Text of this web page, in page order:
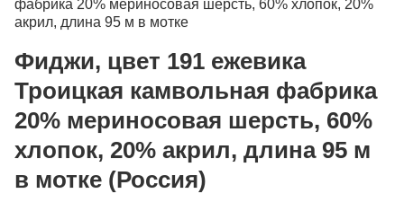
фабрика 20% мериносовая шерсть, 60% хлопок, 20%
акрил, длина 95 м в мотке
Фиджи, цвет 191 ежевика
Троицкая камвольная фабрика
20% мериносовая шерсть, 60%
хлопок, 20% акрил, длина 95 м
в мотке (Россия)